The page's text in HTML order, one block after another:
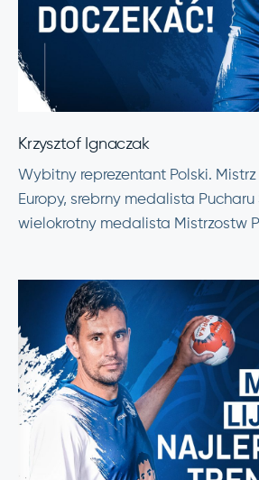
Krzysztof Ignaczak
Wybitny reprezentant Polski.
Europy, srebrny medalista
wielokrotny medalista Mistrzostw